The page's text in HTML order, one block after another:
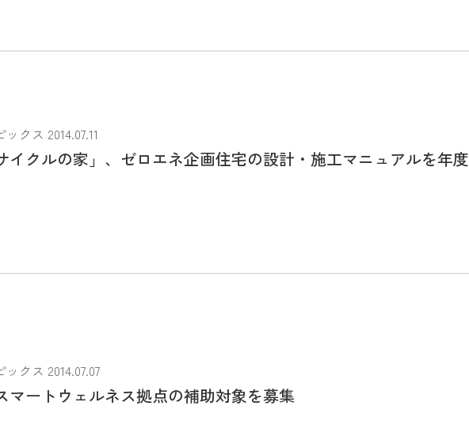
クス 2014.07.11
イクルの家」、ゼロエネ企画住宅の設計・施工マニュアルを年度
クス 2014.07.07
マートウェルネス拠点の補助対象を募集